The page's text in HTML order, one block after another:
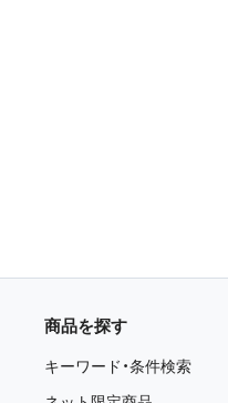
商品を探す
キーワード・条件検索